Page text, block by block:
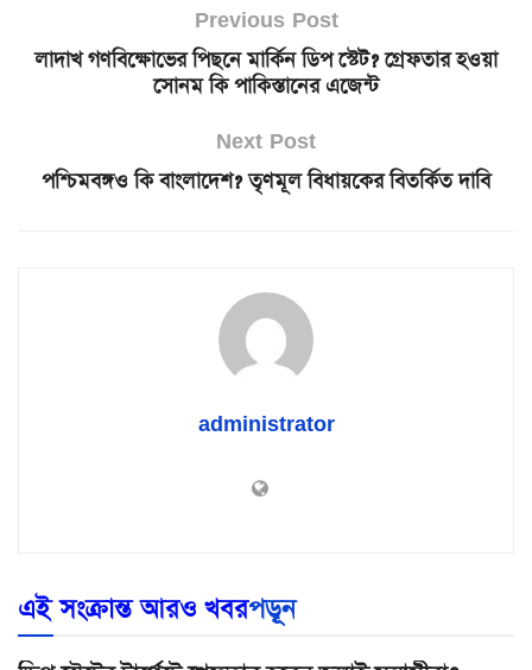
Previous Post
লাদাখ গণবিক্ষোভের পিছনে মার্কিন ডিপ স্টেট? গ্রেফতার হওয়া
সোনম কি পাকিস্তানের এজেন্ট
Next Post
পশ্চিমবঙ্গও কি বাংলাদেশ? তৃণমূল বিধায়কের বিতর্কিত দাবি
administrator
এই সংক্রান্ত আরও খবরপড়ূন